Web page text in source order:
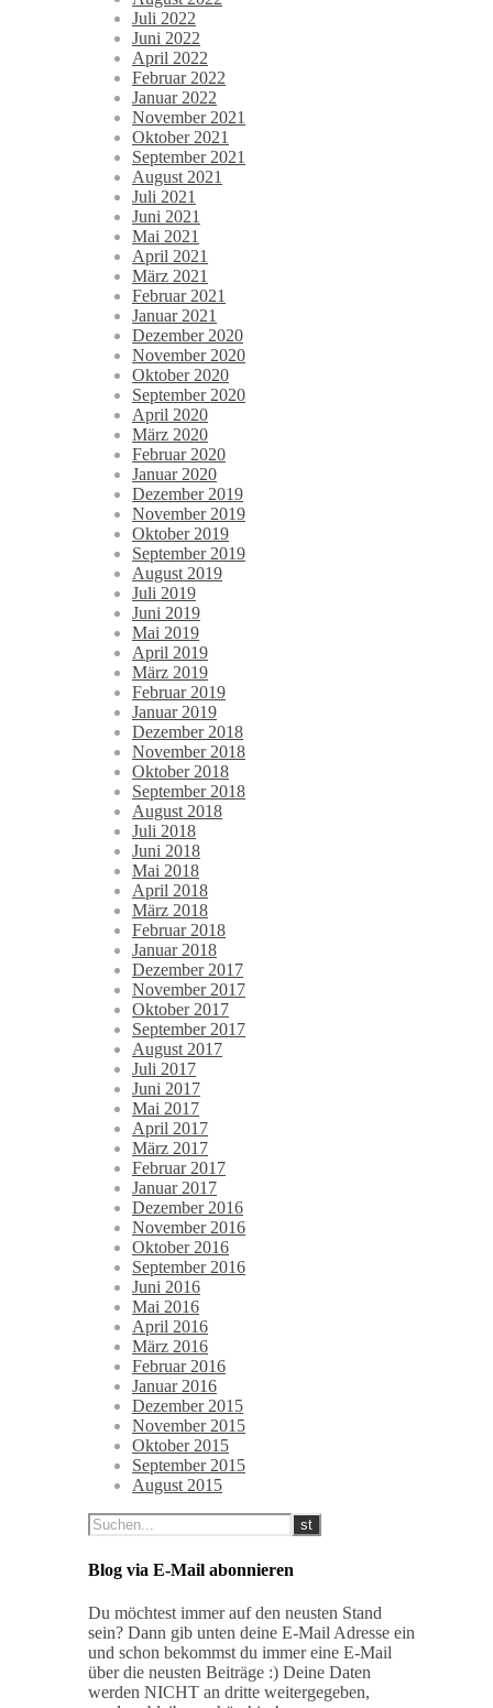
Juli 2022
Juni 2022
April 2022
Februar 2022
Januar 2022
November 2021
Oktober 2021
September 2021
August 2021
Juli 2021
Juni 2021
Mai 2021
April 2021
März 2021
Februar 2021
Januar 2021
Dezember 2020
November 2020
Oktober 2020
September 2020
April 2020
März 2020
Februar 2020
Januar 2020
Dezember 2019
November 2019
Oktober 2019
September 2019
August 2019
Juli 2019
Juni 2019
Mai 2019
April 2019
März 2019
Februar 2019
Januar 2019
Dezember 2018
November 2018
Oktober 2018
September 2018
August 2018
Juli 2018
Juni 2018
Mai 2018
April 2018
März 2018
Februar 2018
Januar 2018
Dezember 2017
November 2017
Oktober 2017
September 2017
August 2017
Juli 2017
Juni 2017
Mai 2017
April 2017
März 2017
Februar 2017
Januar 2017
Dezember 2016
November 2016
Oktober 2016
September 2016
Juni 2016
Mai 2016
April 2016
März 2016
Februar 2016
Januar 2016
Dezember 2015
November 2015
Oktober 2015
September 2015
August 2015
Blog via E-Mail abonnieren
Du möchtest immer auf den neusten Stand
sein? Dann gib unten deine E-Mail Adresse ein
und schon bekommst du immer eine E-Mail
über die neusten Beiträge :) Deine Daten
werden NICHT an dritte weitergegeben,